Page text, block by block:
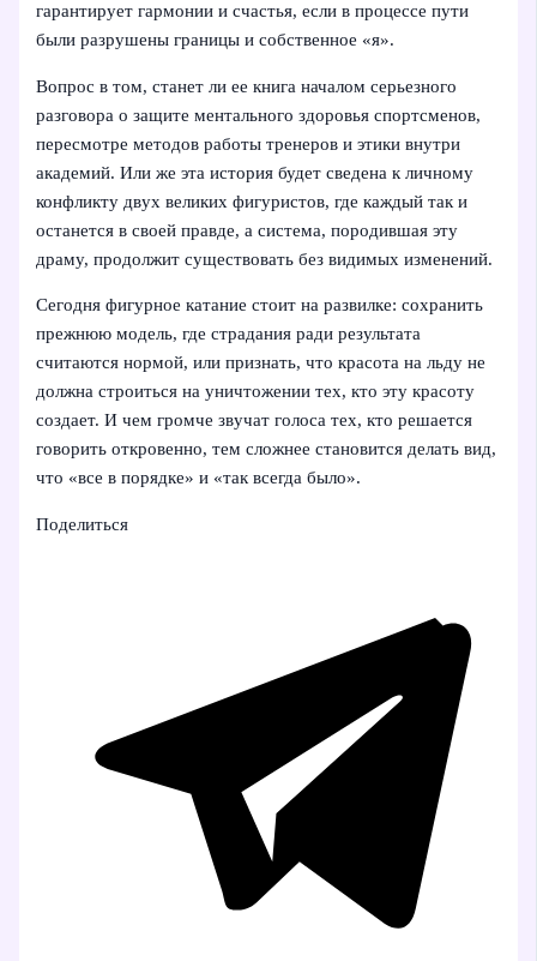
гарантирует гармонии и счастья, если в процессе пути
были разрушены границы и собственное «я».
Вопрос в том, станет ли ее книга началом серьезного
разговора о защите ментального здоровья спортсменов,
пересмотре методов работы тренеров и этики внутри
академий. Или же эта история будет сведена к личному
конфликту двух великих фигуристов, где каждый так и
останется в своей правде, а система, породившая эту
драму, продолжит существовать без видимых изменений.
Сегодня фигурное катание стоит на развилке: сохранить
прежнюю модель, где страдания ради результата
считаются нормой, или признать, что красота на льду не
должна строиться на уничтожении тех, кто эту красоту
создает. И чем громче звучат голоса тех, кто решается
говорить откровенно, тем сложнее становится делать вид,
что «все в порядке» и «так всегда было».
Поделиться